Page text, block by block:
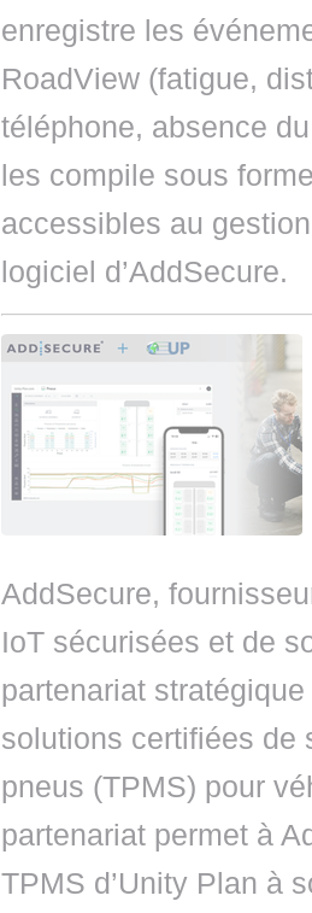
enregistre les
RoadView (fatigue,
téléphone, absence
les compile sous
accessibles au
logiciel d’AddSecure.
AddSecure,
IoT sécurisées et de
partenariat
solutions certifiées de
pneus (TPMS) pour
partenariat permet à
TPMS d’Unity Plan à